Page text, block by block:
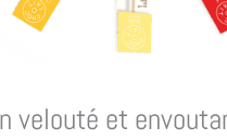
velouté et